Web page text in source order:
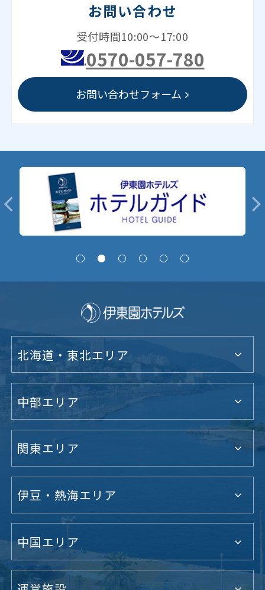
お問い合わせ
受付時間10:00～17:00
0570-057-780
お問い合わせフォーム
北海道・東北エリア
中部エリア
関東エリア
伊豆・熱海エリア
中国エリア